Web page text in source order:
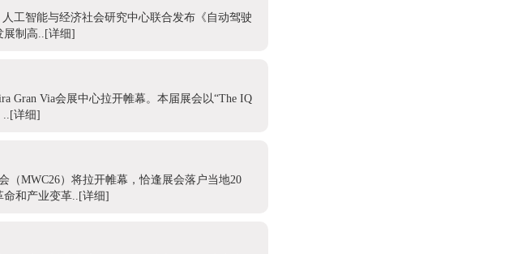
工智能与经济社会研究中心联合发布《自动驾驶
展制高..[详细]
Gran Via会展中心拉开帷幕。本届展会以“The IQ
.. [详细]
（MWC26）将拉开帷幕，恰逢展会落户当地20
命和产业变革..[详细]